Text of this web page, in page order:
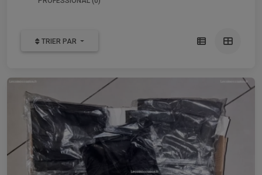
TRIER PAR